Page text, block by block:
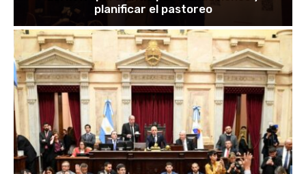
planificar el pastoreo